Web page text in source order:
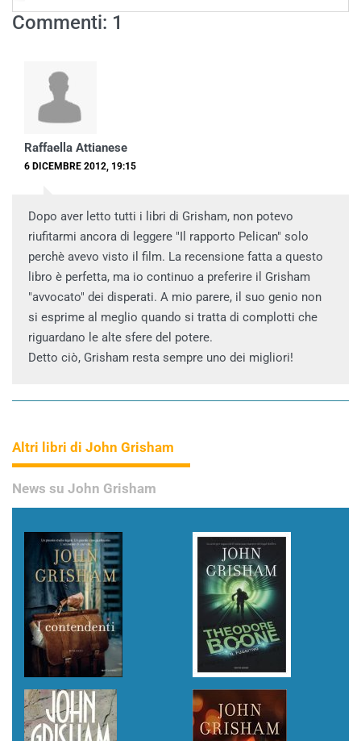
Commenti: 1
Raffaella Attianese
6 DICEMBRE 2012, 19:15
Dopo aver letto tutti i libri di Grisham, non potevo
riufitarmi ancora di leggere "Il rapporto Pelican" solo
perchè avevo visto il film. La recensione fatta a questo
libro è perfetta, ma io continuo a preferire il Grisham
"avvocato" dei disperati. A mio parere, il suo genio non
si esprime al meglio quando si tratta di complotti che
riguardano le alte sfere del potere.
Detto ciò, Grisham resta sempre uno dei migliori!
Altri libri di John Grisham
News su John Grisham